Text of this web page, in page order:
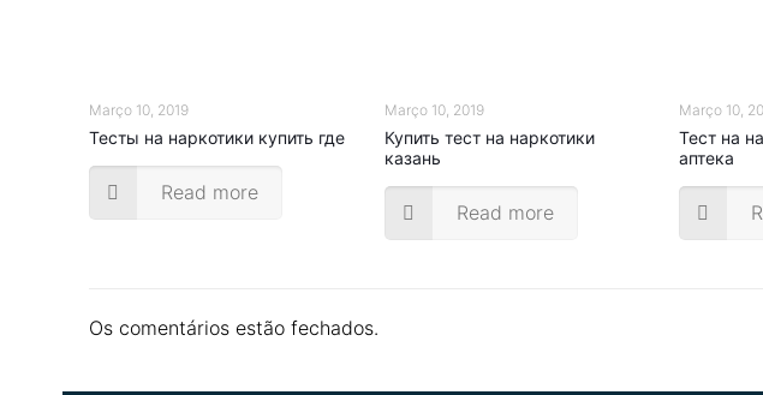
Março 10, 2019
Тесты на наркотики купить где
Read more
Março 10, 2019
Купить тест на наркотики
казань
Read more
Março 10,
Тест на
аптека
Os comentários estão fechados.